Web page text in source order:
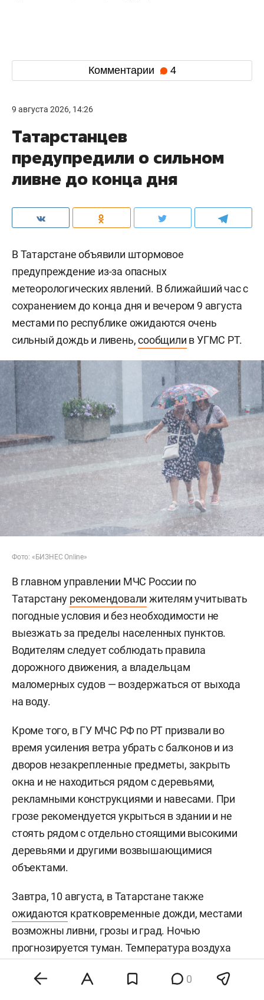
Комментарии 4
9 августа 2026, 14:26
Татарстанцев
предупредили о сильном
ливне до конца дня
В Татарстане объявили штормовое
предупреждение из-за опасных
метеорологических явлений. В ближайший час с
сохранением до конца дня и вечером 9 августа
местами по республике ожидаются очень
сильный дождь и ливень,сообщили в УГМС РТ.
Фото: «БИЗНЕС Online»
В главном управлении МЧС России по
Татарстану рекомендовали жителям учитывать
погодные условия и без необходимости не
выезжать за пределы населенных пунктов.
Водителям следует соблюдать правила
дорожного движения, а владельцам
маломерных судов — воздержаться от выхода
на воду.
Кроме того, в ГУ МЧС РФ по РТ призвали во
время усиления ветра убрать с балконов и из
дворов незакрепленные предметы, закрыть
окна и не находиться рядом с деревьями,
рекламными конструкциями и навесами. При
грозе рекомендуется укрыться в здании и не
стоять рядом с отдельно стоящими высокими
деревьями и другими возвышающимися
объектами.
Завтра, 10 августа, в Татарстане также
ожидаются кратковременные дожди, местами
возможны ливни, грозы и град. Ночью
прогнозируется туман. Температура воздуха
градусов. Ветер будет северо-западным,
0